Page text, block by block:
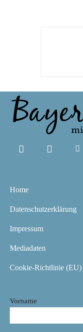
Home
Datenschutzerklärung
Impressum
Mediadaten
Cookie-Richtlinie (EU)
Vorname